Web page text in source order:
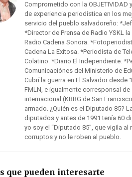
Comprometido con la OBJETIVIDAD
de experiencia periodística en los
servicio del pueblo salvadoreño:
*Director de Prensa de Radio YSKL
Radio Cadena Sonora.
Cadena La Exitosa. *Periodista de
Colatino. *Diario El Independiente.
Comunicaciónes del Ministerio de
Cubrí la guerra en El Salvador desde
FMLN, e igualmente corresponsal
internacional (KBRG de San
armado. ¿Quién es el Diputado 85?
diputados y antes de 1991 tenía 60
yo soy el “Diputado 85”, que vigila
corruptos y no le roben al pueblo.
que pueden interesarte